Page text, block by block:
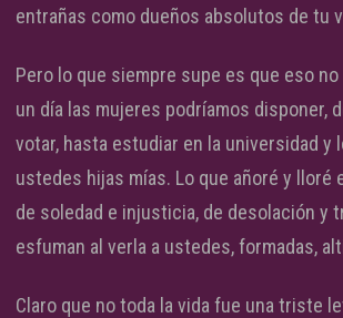
entrañas como dueños absolutos de tu
Pero lo que siempre supe es que eso
un día las mujeres podríamos disponer,
votar, hasta estudiar en la universidad y
ustedes hijas mías. Lo que añoré y lloré
de soledad e injusticia, de desolación y
esfuman al verla a ustedes, formadas,
Claro que no toda la vida fue una triste